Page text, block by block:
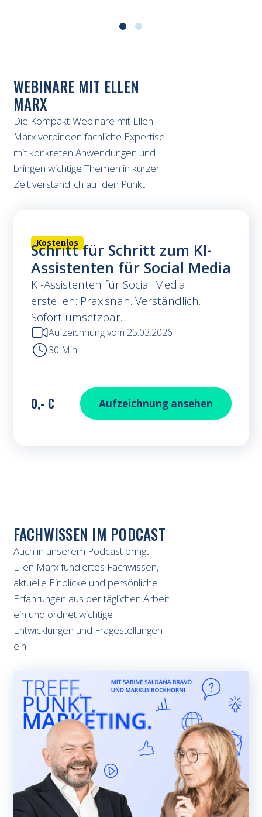
WEBINARE MIT ELLEN
MARX
Die Kompakt-Webinare mit Ellen
Marx verbinden fachliche Expertise
mit konkreten Anwendungen und
bringen wichtige Themen in kurzer
Zeit verständlich auf den Punkt.
Kostenlos
Schritt für Schritt zum KI-
Assistenten für Social Media
KI-Assistenten für Social Media
erstellen: Praxisnah. Verständlich.
Sofort umsetzbar.
Aufzeichnung vom 25.03.2026
30 Min.
0,- € Aufzeichnung ansehen: Schritt
FACHWISSEN IM PODCAST
Auch in unserem Podcast bringt
Ellen Marx fundiertes Fachwissen,
aktuelle Einblicke und persönliche
Erfahrungen aus der täglichen Arbeit
ein und ordnet wichtige
Entwicklungen und Fragestellungen
ein.